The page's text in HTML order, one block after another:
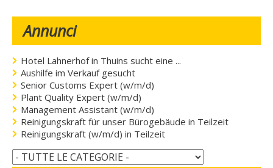
Annunci
Hotel Lahnerhof in Thuins sucht eine ...
Aushilfe im Verkauf gesucht
Senior Customs Expert (w/m/d)
Plant Quality Expert (w/m/d)
Management Assistant (w/m/d)
Reinigungskraft für unser Bürogebäude in Teilzeit
Reinigungskraft (w/m/d) in Teilzeit